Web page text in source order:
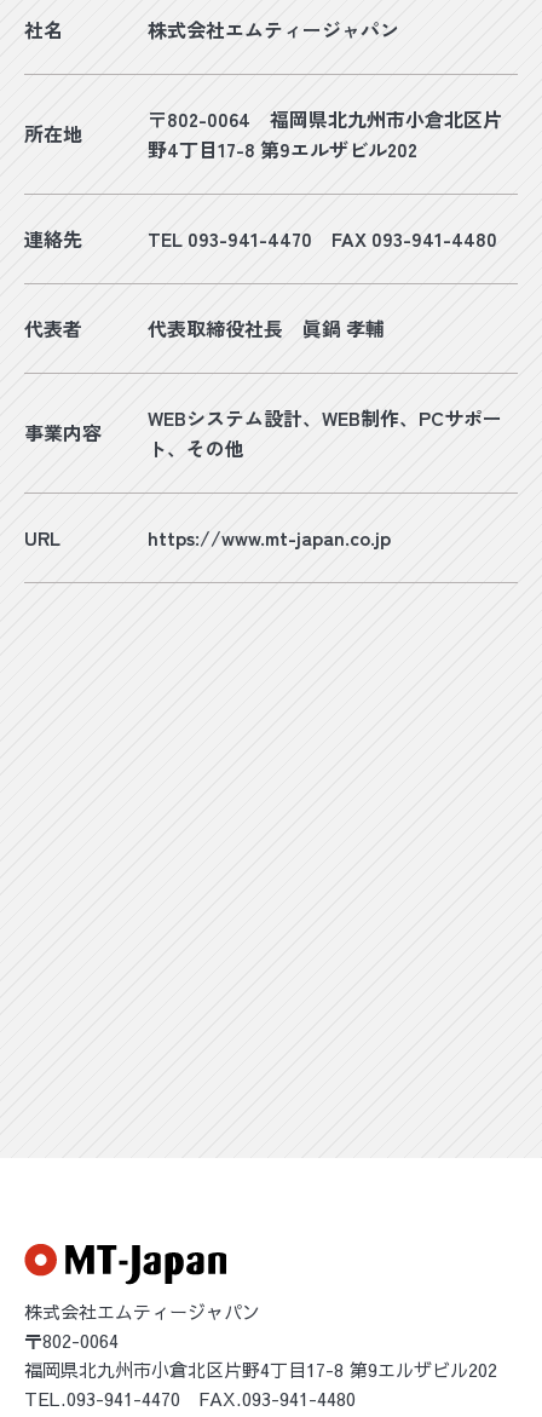
弊社が個人情報を収集・利用する目的は、以
下のとおりです。
1.弊社サービスの提供・運営のため
2.ユーザーからのお問い合わせに回答するため
（本人確認を行うことを含む）
3.ユーザーが利用中のサービスの新機能、更新
情報、キャンペーン等及び弊社が提供する他
のサービスの案内のメールを送付するため
4.メンテナンス、重要なお知らせなど必要に応
じたご連絡のため
5.利用規約に違反したユーザーや、不正・不当
な目的でサービスを利用しようとするユーザ
ーの特定をし、ご利用をお断りするため
6.ユーザーにご自身の登録情報の閲覧や変更、
削除、ご利用状況の閲覧を行っていただくた
7.上記の利用目的に付随する目的
第4条（利用目的の変更）
の委託を受けた者が法令の定める事務を遂行
することに対して協力する必要がある場合で
あって、本人の同意を得ることにより当該事
務の遂行に支障を及ぼすおそれがあるとき
（4）予め次の事項を告知あるいは公表し、か
つ弊社が個人情報保護委員会に届出をしたと
社名 株式会社エムティージャパン
所在地
〒802-0064 福岡県北九州市小倉北区片
野4丁目17-8 第9エルザビル202
連絡先 TEL 093-941-4470 FAX 093-941-4480
代表者 代表取締役社長 眞鍋 孝輔
事業内容
WEBシステム設計、WEB制作、PCサポー
ト、その他
URL https://www.mt-japan.co.jp
株式会社エムティージャパン
〒802-0064
福岡県北九州市小倉北区片野4丁目17-8 第9エルザビル202
TEL.093-941-4470 FAX.093-941-4480